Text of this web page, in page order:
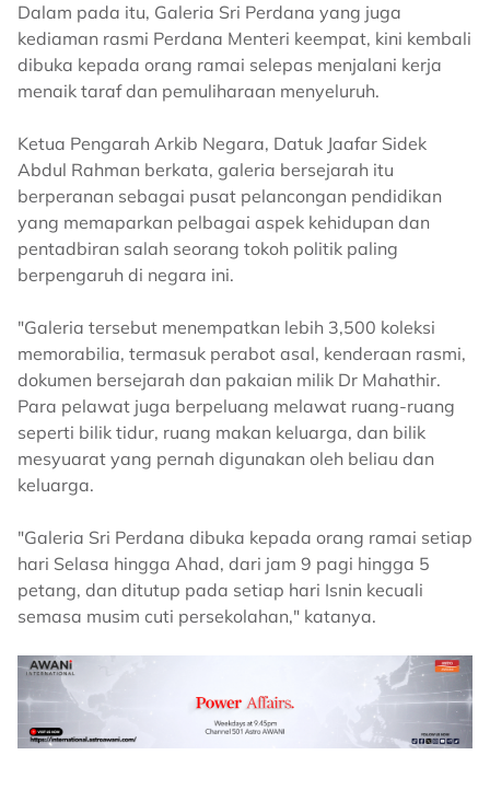
Dalam pada itu, Galeria Sri Perdana yang juga
kediaman rasmi Perdana Menteri keempat, kini kembali
dibuka kepada orang ramai selepas menjalani kerja
menaik taraf dan pemuliharaan menyeluruh.
Ketua Pengarah Arkib Negara, Datuk Jaafar Sidek
Abdul Rahman berkata, galeria bersejarah itu
berperanan sebagai pusat pelancongan pendidikan
yang memaparkan pelbagai aspek kehidupan dan
pentadbiran salah seorang tokoh politik paling
berpengaruh di negara ini.
"Galeria tersebut menempatkan lebih 3,500 koleksi
memorabilia, termasuk perabot asal, kenderaan rasmi,
dokumen bersejarah dan pakaian milik Dr Mahathir.
Para pelawat juga berpeluang melawat ruang-ruang
seperti bilik tidur, ruang makan keluarga, dan bilik
mesyuarat yang pernah digunakan oleh beliau dan
keluarga.
"Galeria Sri Perdana dibuka kepada orang ramai setiap
hari Selasa hingga Ahad, dari jam 9 pagi hingga 5
petang, dan ditutup pada setiap hari Isnin kecuali
semasa musim cuti persekolahan," katanya.